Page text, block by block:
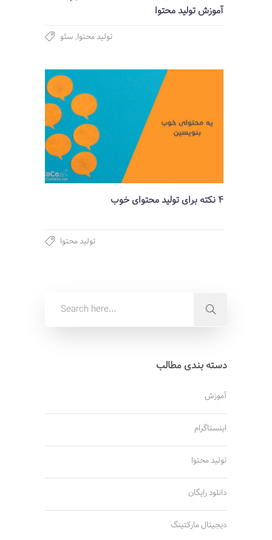
آموزش تولید محتوا
تولید محتوا, سئو
4 نکته برای تولید محتوای خوب
تولید محتوا
دسته بندی مطالب
آموزش
اینستاگرام
تولید محتوا
دانلود رایگان
دیجیتال مارکتینگ